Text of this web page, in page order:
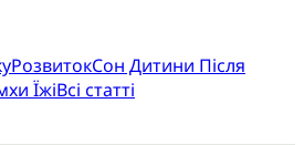
РозвитокCон Дитини Після
ЇжіВсі статті